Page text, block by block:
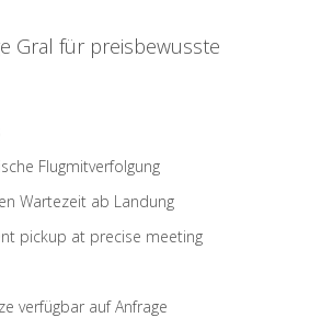
Gral für preisbewusste
Flugmitverfolgung
Wartezeit ab Landung
pickup at precise meeting
verfügbar auf Anfrage